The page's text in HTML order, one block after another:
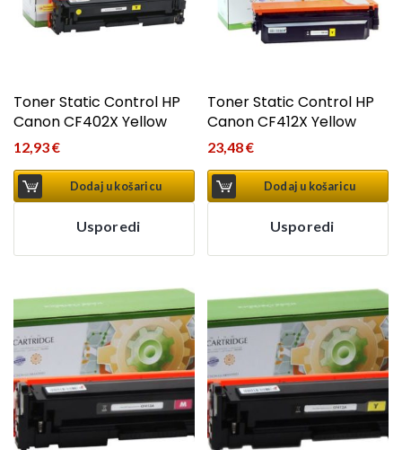
Toner Static Control HP
Canon CF402X Yellow
12,93€
Dodaj u košaricu
Usporedi
Toner Static Control HP
Canon CF412X Yellow
23,48€
Dodaj u košaricu
Usporedi